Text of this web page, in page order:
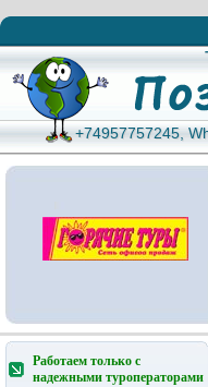
+74957757245,
+74957757245,
Работаем только с
надежными туроператорами